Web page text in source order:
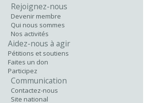
Rejoignez-nous
Devenir membre
Qui nous sommes
Nos activités
Aidez-nous à agir
Pétitions et soutiens
Faites un don
Participez
Communication
Contactez-nous
Site national